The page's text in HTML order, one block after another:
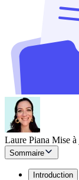
Laure Piana Mise à
Sommaire
Introduction